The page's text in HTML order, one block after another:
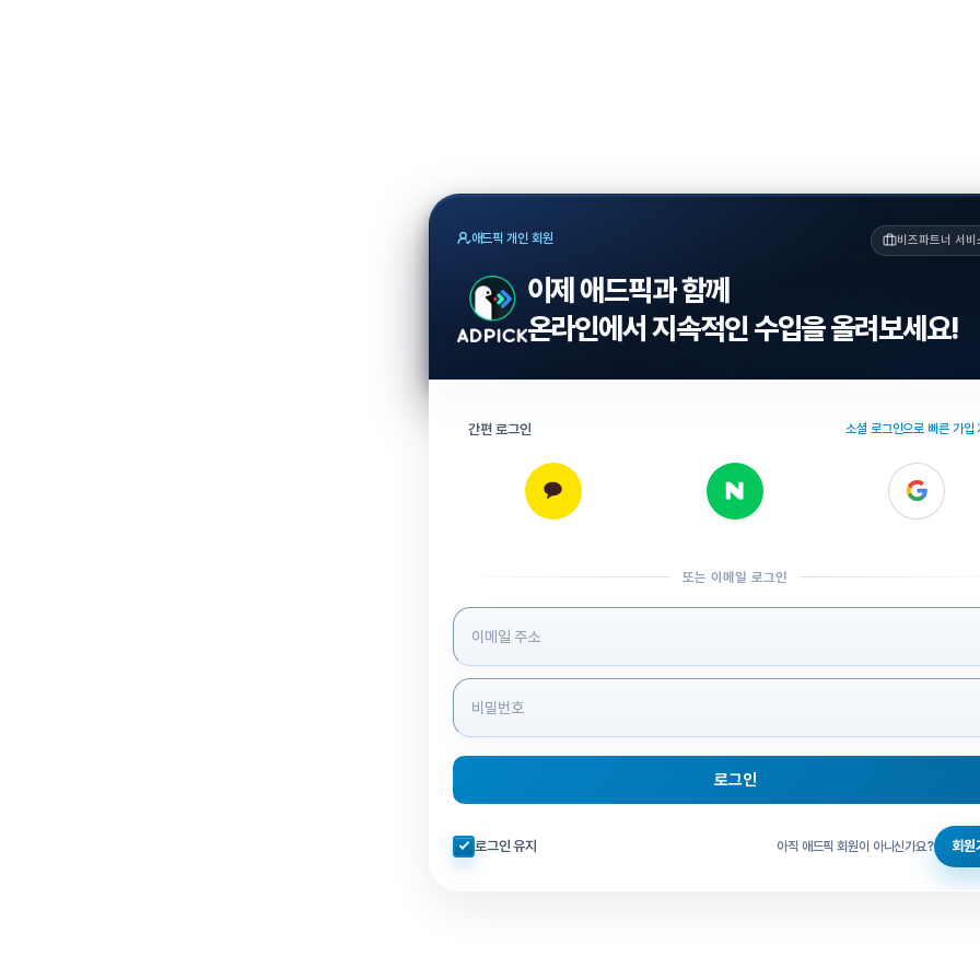
애드픽 개인 회원 비즈파트너 서비
이제 애드픽과 함께
온라인에서 지속적인 수입을 올려보세요!
간편 로그인 소셜 로그인으로 빠른 가입
또는 이메일 로그인
로그인 정보 입력
로그인
자동로그인 체크
로그인 유지 아직 애드픽 회원이 아니신가요? 회원